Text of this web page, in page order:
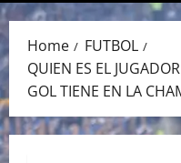
Menu
Home
FUTBOL
QUIEN ES EL
GOL TIENE EN LA